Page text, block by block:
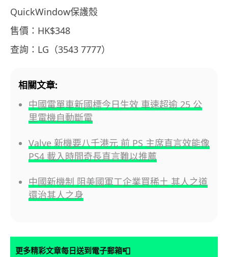
QuickWindow保護殼
售價：HK$348
查詢：LG（3543 7777）
相關文章:
中國電單車新國標今日生效 車速超逾 25 公
里電機自動斷電
Valve 新機要八千港元 前 PS 主席直言效能像
PS4 載入時間奇長直言難以推薦
中國新機制 阻美國軍工企業買稀土 其人之道
還治其人之身
更多精彩文章每日送到電子郵箱📮